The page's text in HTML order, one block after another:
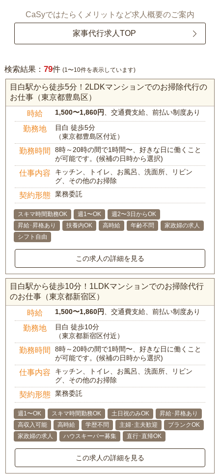
CaSyではたらくメリットなど求人概要のご案内
家事代行求人TOP
検索結果： 79件 (1〜10件を表示しています)
目白駅から徒歩5分！2LDKマンションでのお掃除代行の
お仕事（東京都豊島区）
時給 1,500〜1,860円 、交通費支給、前払い制度あり
勤務地
目白 徒歩5分
（東京都豊島区付近）
勤務時間
8時～20時の間で1時間〜、好きな日に働くこと
が可能です。(候補の日時から選択)
仕事内容
キッチン、トイレ、お風呂、洗面所、リビン
グ、その他のお掃除
契約形態 業務委託
スキマ時間勤務OK 週1〜OK
週2〜3日からOK
昇給･昇格あり
扶養内OK 高時給 年齢不問
家政婦の求人
シフト自由
この求人の詳細を見る
目白駅から徒歩10分！1LDKマンションでのお掃除代行
のお仕事（東京都新宿区）
時給 1,500〜1,860円 、交通費支給、前払い制度あり
勤務地
目白 徒歩10分
（東京都新宿区付近）
勤務時間
8時～20時の間で1時間〜、好きな日に働くこと
が可能です。(候補の日時から選択)
仕事内容
キッチン、トイレ、お風呂、洗面所、リビン
グ、その他のお掃除
契約形態 業務委託
週1〜OK スキマ時間勤務OK 土日祝のみOK
昇給･昇格あり
高収入可能
高時給 学歴不問 主婦･主夫歓迎
ブランクOK
家政婦の求人
ハウスキーパー募集 直行･直帰OK
この求人の詳細を見る